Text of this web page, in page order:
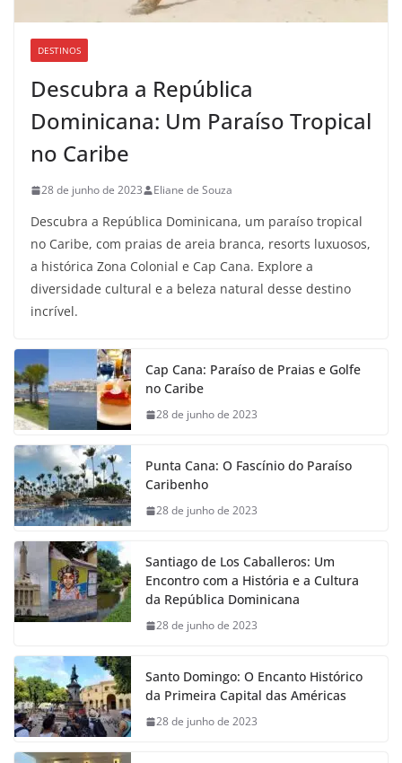
DESTINOS
Descubra a República
Dominicana: Um Paraíso Tropical
no Caribe
28 de junho de 2023 Eliane de Souza
Descubra a República Dominicana, um paraíso tropical
no Caribe, com praias de areia branca, resorts luxuosos,
a histórica Zona Colonial e Cap Cana. Explore a
diversidade cultural e a beleza natural desse destino
incrível.
Cap Cana: Paraíso de Praias e Golfe
no Caribe
28 de junho de 2023
Punta Cana: O Fascínio do Paraíso
Caribenho
28 de junho de 2023
Santiago de Los Caballeros: Um
Encontro com a História e a Cultura
da República Dominicana
28 de junho de 2023
Santo Domingo: O Encanto Histórico
da Primeira Capital das Américas
28 de junho de 2023